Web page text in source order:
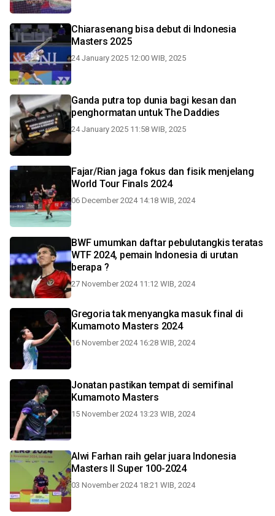
Chiarasenang bisa debut di Indonesia
Masters 2025
24 January 2025 12:00 WIB, 2025
Ganda putra top dunia bagi kesan dan
penghormatan untuk The Daddies
24 January 2025 11:58 WIB, 2025
Fajar/Rian jaga fokus dan fisik menjelang
World Tour Finals 2024
06 December 2024 14:18 WIB, 2024
BWF umumkan daftar pebulutangkis teratas
WTF 2024, pemain Indonesia di urutan
berapa ?
27 November 2024 11:12 WIB, 2024
Gregoria tak menyangka masuk final di
Kumamoto Masters 2024
16 November 2024 16:28 WIB, 2024
Jonatan pastikan tempat di semifinal
Kumamoto Masters
15 November 2024 13:23 WIB, 2024
Alwi Farhan raih gelar juara Indonesia
Masters II Super 100-2024
03 November 2024 18:21 WIB, 2024